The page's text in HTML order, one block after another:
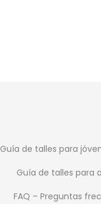
Guía de talles para
Guía de talles para
FAQ – Preguntas